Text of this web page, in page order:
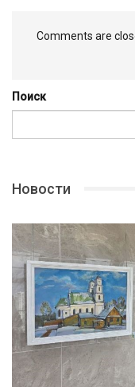
Comments are
Поиск
Новости